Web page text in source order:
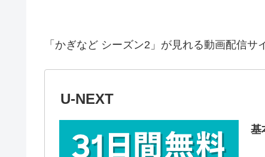
「かぎなど シーズン2」が見れる動画配信サ
U-NEXT
基